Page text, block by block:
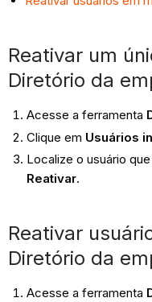
Reativar um
Diretório da
Acesse a ferramenta
Clique em Usuários
Localize o usuário
Reativar.
Reativar
Diretório da
Acesse a ferramenta